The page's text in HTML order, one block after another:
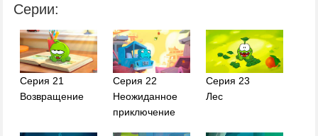
Серии:
Серия 21
Возвращение
Серия 22
Неожиданное
приключение
Серия 23
Лес